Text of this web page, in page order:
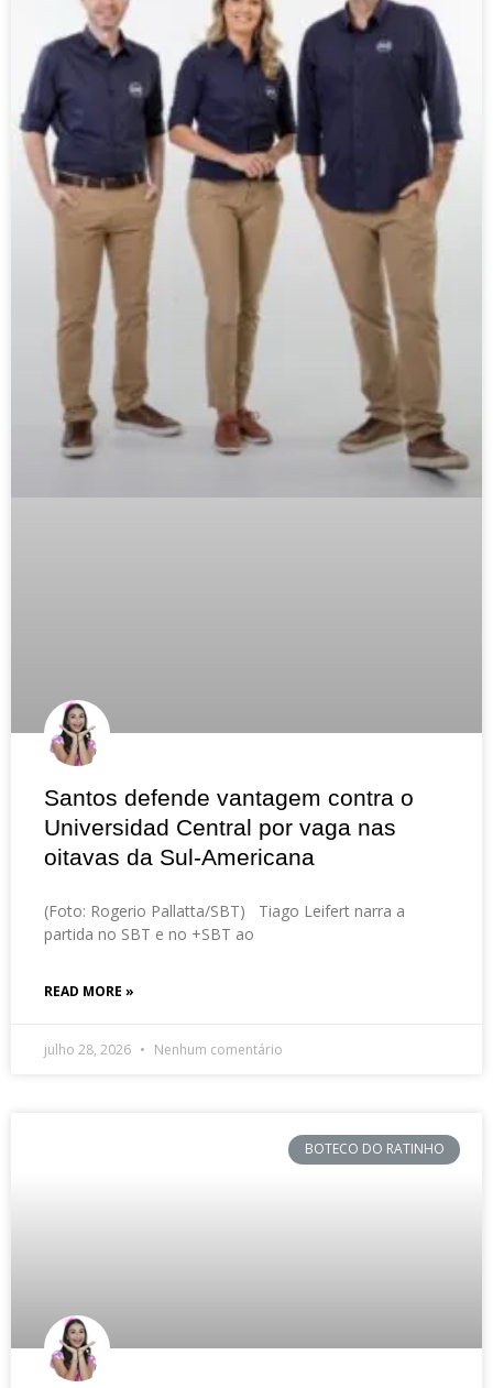
Santos defende vantagem contra o
Universidad Central por vaga nas
oitavas da Sul-Americana
(Foto: Rogerio Pallatta/SBT) Tiago Leifert narra a
partida no SBT e no +SBT ao
READ MORE »
julho 28, 2026 Nenhum comentário
BOTECO DO RATINHO